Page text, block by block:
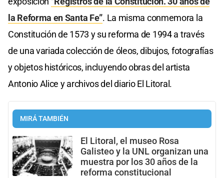
la Reforma en Santa Fe”. La misma conmemora la
Constitución de 1573 y su reforma de 1994 a través
de una variada colección de óleos, dibujos, fotografías
y objetos históricos, incluyendo obras del artista
Antonio Alice y archivos del diario El Litoral.
MIRÁ TAMBIÉN
El Litoral, el museo Rosa
Galisteo y la UNL organizan una
muestra por los 30 años de la
reforma constitucional